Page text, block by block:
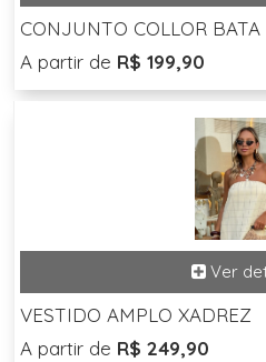
CONJUNTO COLLOR BATA
A partir de R$ 199,90
VESTIDO AMPLO XADREZ
A partir de R$ 249,90